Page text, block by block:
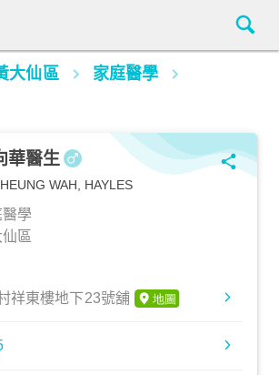
大仙區
家庭醫學
華醫生
WAH, HAYLES
學
區
祥東樓地下23號舖